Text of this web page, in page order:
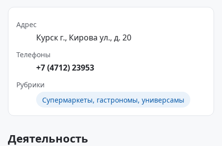
Адрес
Курск г., Кирова ул., д. 20
Телефоны
+7 (4712) 23953
Рубрики
Супермаркеты, гастрономы, универсамы
Деятельность